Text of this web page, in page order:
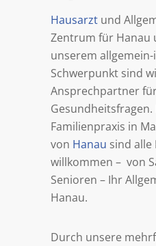
Hausarzt und
Zentrum für Hanau
unserem
Schwerpunkt sind
Ansprechpartner
Familienpraxis in
von Hanau sind alle
willkommen – von
Senioren – Ihr
Hanau.
Durch unsere